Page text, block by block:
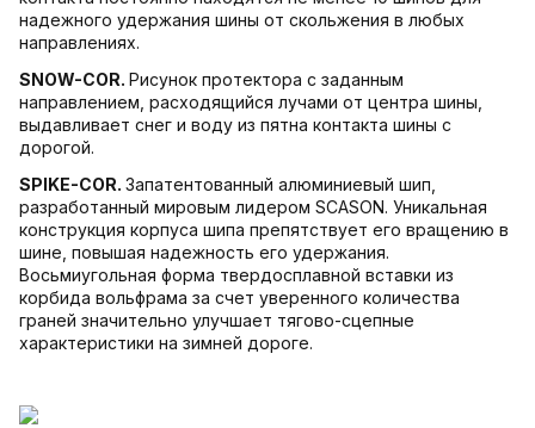
надежного удержания шины от скольжения в любых
направлениях.
SNOW-COR. Рисунок протектора с заданным
направлением, расходящийся лучами от центра шины,
выдавливает снег и воду из пятна контакта шины с
дорогой.
SPIKE-COR. Запатентованный алюминиевый шип,
разработанный мировым лидером SCASON. Уникальная
конструкция корпуса шипа препятствует его вращению в
шине, повышая надежность его удержания.
Восьмиугольная форма твердосплавной вставки из
корбида вольфрама за счет уверенного количества
граней значительно улучшает тягово-сцепные
характеристики на зимней дороге.